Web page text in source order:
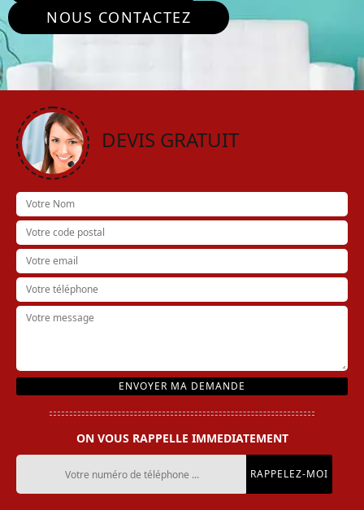
NOUS CONTACTEZ
DEVIS GRATUIT
ON VOUS RAPPELLE IMMEDIATEMENT